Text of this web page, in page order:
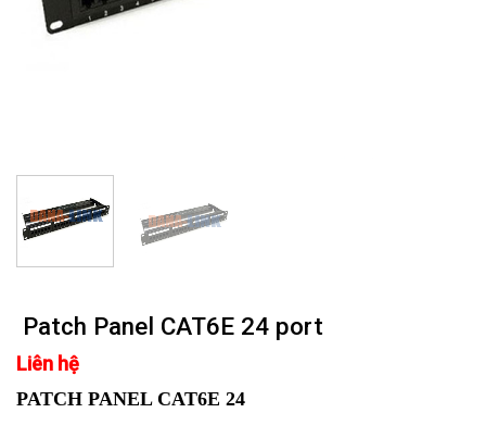
Patch Panel CAT6E 24 port
Liên hệ
PATCH PANEL CAT6E 24